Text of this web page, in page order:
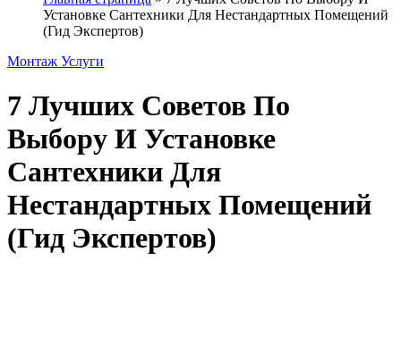
Установке Сантехники Для Нестандартных Помещений
(Гид Экспертов)
Монтаж Услуги
7 Лучших Советов По
Выбору И Установке
Сантехники Для
Нестандартных Помещений
(Гид Экспертов)